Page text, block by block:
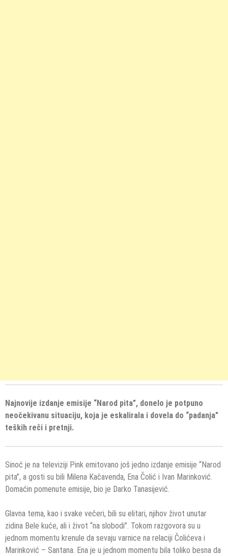
Najnovije izdanje emisije “Narod pita”, donelo je potpuno
neočekivanu situaciju, koja je eskalirala i dovela do “padanja”
teških reči i pretnji.
Sinoć je na televiziji Pink emitovano još jedno izdanje emisije “Narod
pita”, a gosti su bili Milena Kačavenda, Ena Čolić i Ivan Marinković.
Domaćin pomenute emisije, bio je Darko Tanasijević.
Glavna tema, kao i svake večeri, bili su elitari, njihov život unutar
zidina Bele kuće, ali i život “na slobodi”. Tokom razgovora su u
jednom momentu krenule da sevaju varnice na relaciji Čolićeva i
Marinković – Santana. Ena je u jednom momentu bila toliko besna da